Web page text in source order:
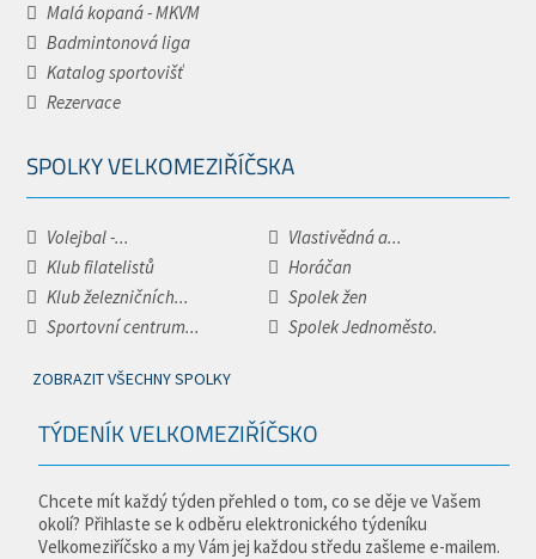
Malá kopaná - MKVM
Badmintonová liga
Katalog sportovišť
Rezervace
SPOLKY VELKOMEZIŘÍČSKA
Volejbal -...
Vlastivědná a...
Klub filatelistů
Horáčan
Klub železničních...
Spolek žen
Sportovní centrum...
Spolek Jednoměsto.
ZOBRAZIT VŠECHNY SPOLKY
TÝDENÍK VELKOMEZIŘÍČSKO
Chcete mít každý týden přehled o tom, co se děje ve Vašem
okolí? Přihlaste se k odběru elektronického týdeníku
Velkomeziříčsko a my Vám jej každou středu zašleme e-mailem.